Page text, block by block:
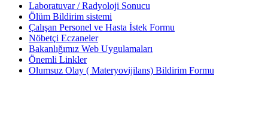
Laboratuvar / Radyoloji Sonucu
Ölüm Bildirim sistemi
Çalışan Personel ve Hasta İstek Formu
Nöbetçi Eczaneler
Bakanlığımız Web Uygulamaları
Önemli Linkler
Olumsuz Olay ( Materyovijilans) Bildirim Formu